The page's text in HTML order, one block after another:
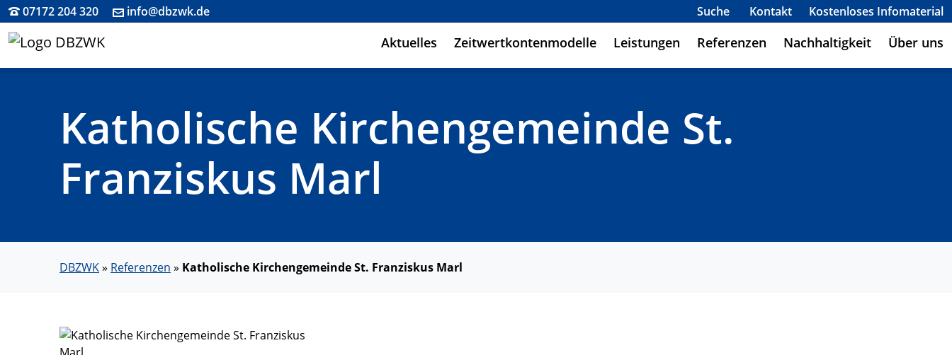
07172 204 320 info@dbzwk.de Suche Kontakt Kostenloses Infomaterial
Aktuelles Zeitwertkontenmodelle Leistungen Referenzen Nachhaltigkeit Über uns
Katholische Kirchengemeinde St.
Franziskus Marl
DBZWK» Referenzen » Katholische Kirchengemeinde St. Franziskus Marl